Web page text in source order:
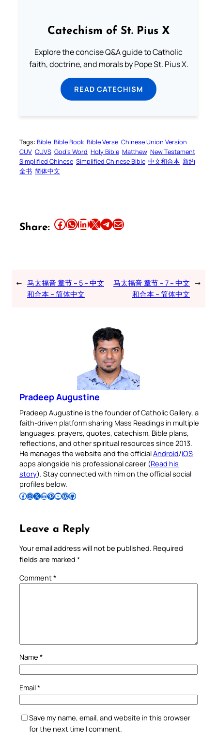
Catechism of St. Pius X
Explore the concise Q&A guide to Catholic
faith, doctrine, and morals by Pope St. Pius X.
READ CATECHISM
Tags: Bible Bible Book Bible Verse Chinese Union Version
CUV CUVS God’s Word Holy Bible Matthew New Testament
Simplified Chinese Simplified Chinese Bible 中文和合本 新约
全书 简体中文
Share: Share this article on Facebook Share this article on WhatsApp Share this article on LinkedIn Share this article on X Share this article on TelegramEmail this Article
← 马太福音 章节 – 5 – 中文
和合本 – 简体中文
马太福音 章节 – 7 – 中文
和合本 – 简体中文
→
Pradeep Augustine
Pradeep Augustine is the founder of Catholic Gallery, a
faith-driven platform sharing Mass Readings in multiple
languages, prayers, quotes, catechism, Bible plans,
reflections, and other spiritual resources since 2013.
He manages the website and the officialAndroid/iOS
apps alongside his professional career (Read his
story). Stay connected with him on the official social
profiles below.
Follow Pradeep on Facebook Follow Pradeep on InstagramFollow Pradeep on X Follow Pradeep on LinkedIn Follow Pradeep on Pinterest Subscribe to Pradeep’s Youtube Channel Follow Pradeep on WordPress Follow Pradeep on GitHub
Leave a Reply
Your email address will not be published. Required
fields are marked *
Comment*
Name *
Email*
Save my name, email, and website in this browser
for the next time I comment.